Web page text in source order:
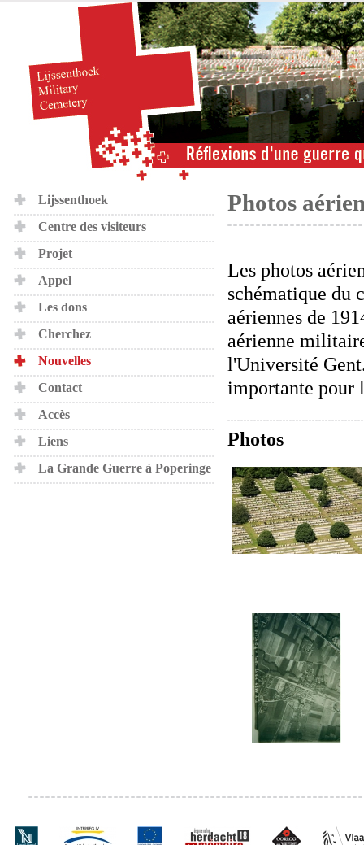
Lijssenthoek
Centre des visiteurs
Projet
Appel
Les dons
Cherchez
Nouvelles
Contact
Accès
Liens
La Grande Guerre à Poperinge
Photos
Les photos
schématique du
aériennes de
aérienne
l'Université
importante pour
Photos